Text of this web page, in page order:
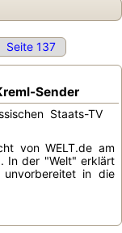
Seite 137
Sender
Staats-TV
von WELT.de am
In der "Welt" erklärt
in die